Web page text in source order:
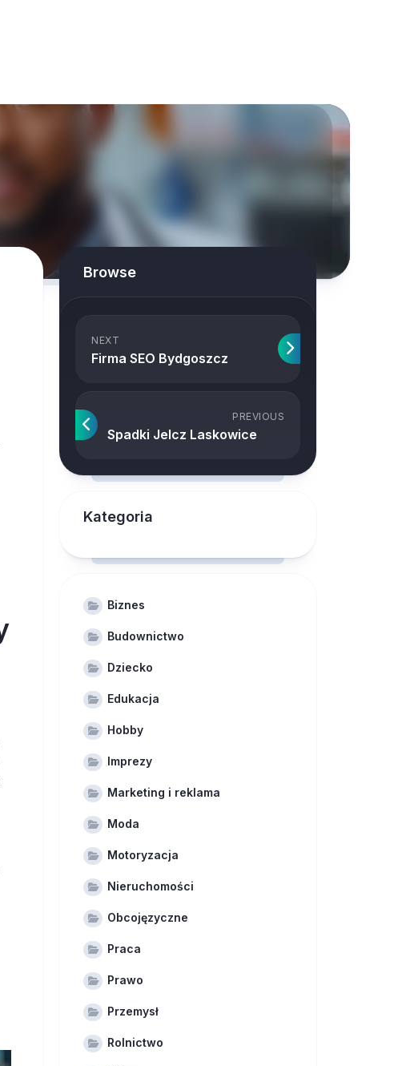
Browse
NEXT
Firma SEO Bydgoszcz
PREVIOUS
Spadki Jelcz Laskowice
Kategoria
Biznes
Budownictwo
Dziecko
Edukacja
Hobby
Imprezy
Marketing i reklama
Moda
Motoryzacja
Nieruchomości
Obcojęzyczne
Praca
Prawo
Przemysł
Rolnictwo